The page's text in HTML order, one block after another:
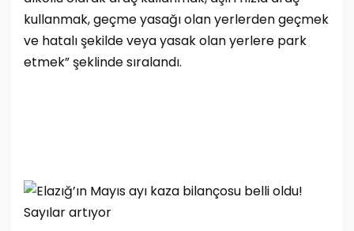
kullanmak, geçme yasağı olan yerlerden geçmek
ve hatalı şekilde veya yasak olan yerlere park
etmek” şeklinde sıralandı.